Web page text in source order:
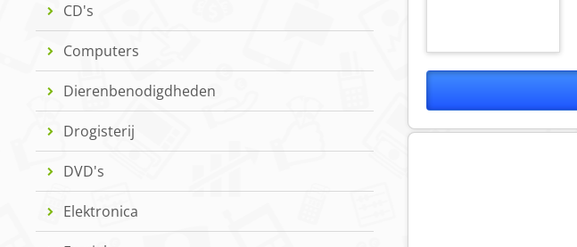
CD's
Computers
Dierenbenodigdheden
Drogisterij
DVD's
Elektronica